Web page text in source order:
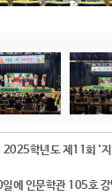
2025학년도 제11회 '
에 인문학관 105호